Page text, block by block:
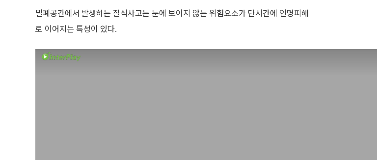
밀폐공간에서 발생하는 질식사고는 눈에 보이지 않는 위험요소가 단시간에 인명피해
로 이어지는 특성이 있다.